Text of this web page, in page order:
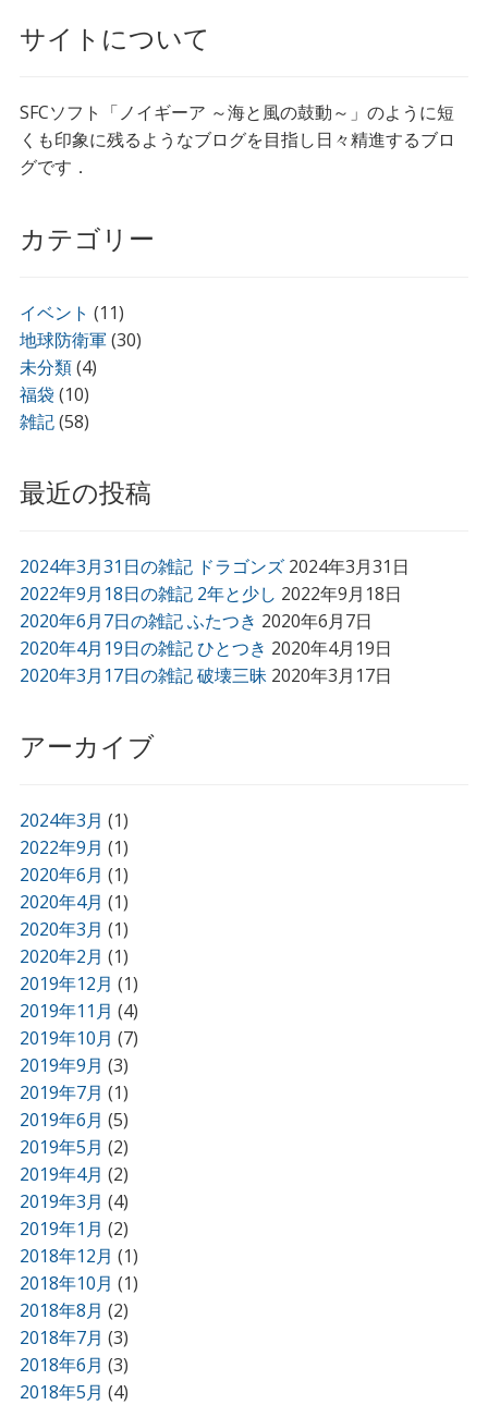
サイトについて
SFCソフト「ノイギーア ～海と風の鼓動～」のように短
くも印象に残るようなブログを目指し日々精進するブロ
グです．
カテゴリー
イベント (11)
地球防衛軍(30)
未分類(4)
福袋 (10)
雑記(58)
最近の投稿
2024年3月31日の雑記 ドラゴンズ 2024年3月31日
2022年9月18日の雑記 2年と少し 2022年9月18日
2020年6月7日の雑記 ふたつき 2020年6月7日
2020年4月19日の雑記 ひとつき 2020年4月19日
2020年3月17日の雑記 破壊三昧 2020年3月17日
アーカイブ
2024年3月 (1)
2022年9月 (1)
2020年6月 (1)
2020年4月 (1)
2020年3月 (1)
2020年2月 (1)
2019年12月 (1)
2019年11月 (4)
2019年10月 (7)
2019年9月 (3)
2019年7月 (1)
2019年6月 (5)
2019年5月 (2)
2019年4月 (2)
2019年3月 (4)
2019年1月 (2)
2018年12月 (1)
2018年10月 (1)
2018年8月 (2)
2018年7月 (3)
2018年6月 (3)
2018年5月 (4)